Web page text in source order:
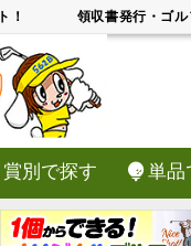
！ 領収書発行・ゴル
賞別で探す 単品